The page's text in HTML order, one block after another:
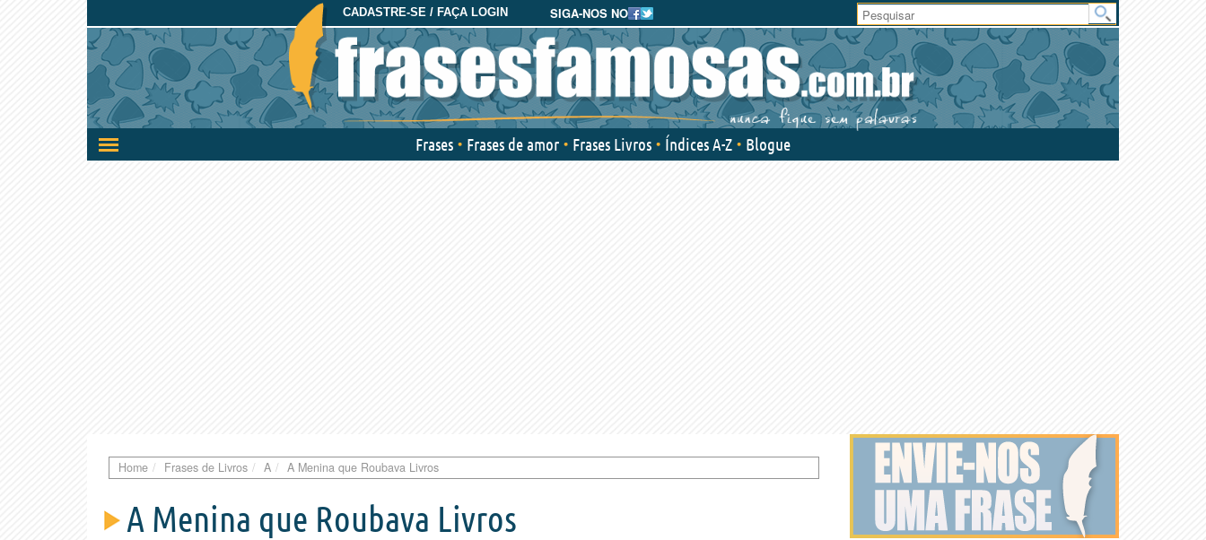
SIGA-NOS NO
CADASTRE-SE / FAÇA LOGIN
Ativar/desativar
a
Área
do
Usuário
Frases Frases de amor Frases Livros Índices A-Z Blogue
Home Frases de Livros A A Menina que Roubava Livros
A Menina que Roubava Livros